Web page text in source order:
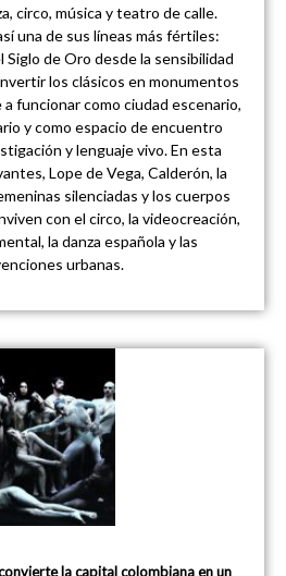
circo, música y teatro de calle.
una de sus líneas más fértiles:
Siglo de Oro desde la sensibilidad
los clásicos en monumentos
funcionar como ciudad escenario,
y como espacio de encuentro
y lenguaje vivo. En esta
Lope de Vega, Calderón, la
silenciadas y los cuerpos
con el circo, la videocreación,
la danza española y las
urbanas.
la capital colombiana en un